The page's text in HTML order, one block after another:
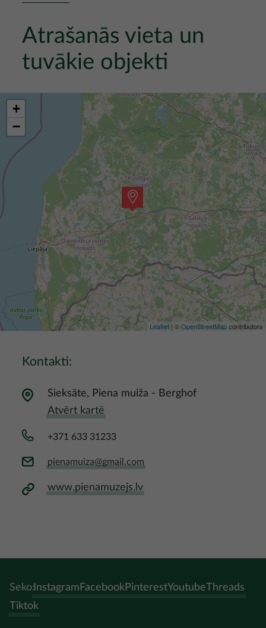
Atrašanās vieta un
tuvākie objekti
+
−
Leaflet | ©OpenStreetMapcontributors
Kontakti:
Sieksāte, Piena muiža - Berghof
Atvērt kartē
+371 633 31233
pienamuiza@gmail.com
www.pienamuzejs.lv
Seko:Instagram FacebookPinterestYoutubeThreads
Tiktok